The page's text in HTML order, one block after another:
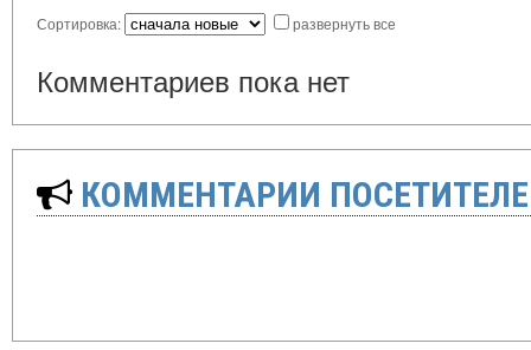
Сортировка: развернуть все
Комментариев пока нет
КОММЕНТАРИИ